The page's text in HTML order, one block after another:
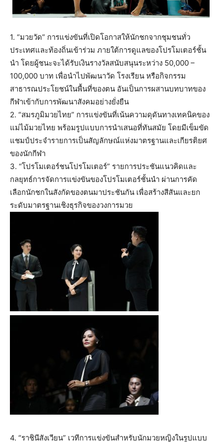
1. “มวยวัด” การแข่งขันที่เปิดโอกาสให้นักชกจากชุมชนทั่ว
ประเทศและท้องถิ่นเข้าร่วม ภายใต้การดูแลของโปรโมเตอร์ชั้น
นำ โดยผู้ชนะจะได้รับเงินรางวัลสนับสนุนระหว่าง 50,000 –
100,000 บาท เพื่อนำไปพัฒนาวัด โรงเรียน หรือกิจกรรม
สาธารณประโยชน์ในพื้นที่ของตน อันเป็นการผสานบทบาทของ
กีฬาเข้ากับการพัฒนาสังคมอย่างยั่งยืน
2. “สมรภูมิมวยไทย” การแข่งขันที่เน้นความดุดันทางเทคนิคของ
แม่ไม้มวยไทย พร้อมรูปแบบการนำเสนอที่ทันสมัย โดยมีเข็มขัด
แชมป์ประจำรายการเป็นสัญลักษณ์แห่งมาตรฐานและเกียรติยศ
ของนักกีฬา
3. “โปรโมเตอร์ชนโปรโมเตอร์” รายการประชันแนวคิดและ
กลยุทธ์การจัดการแข่งขันของโปรโมเตอร์ชั้นนำ ผ่านการคัด
เลือกนักชกในสังกัดของตนมาประชันกัน เพื่อสร้างสีสันและยก
ระดับมาตรฐานเชิงธุรกิจของวงการมวย
4. “ราชินีสังเวียน” เวทีการแข่งขันสำหรับนักมวยหญิงในรูปแบบ